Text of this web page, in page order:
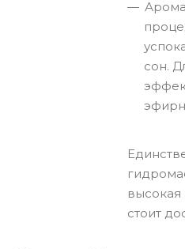
сон.
стоит